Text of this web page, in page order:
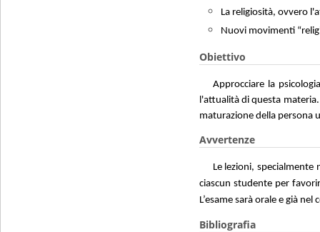
La religiosità, ovvero
Nuovi movimenti
Obiettivo
Approcciare la
l'attualità di questa
maturazione della persona
Avvertenze
Le lezioni,
ciascun studente per
L’esame sarà orale e già
Bibliografia